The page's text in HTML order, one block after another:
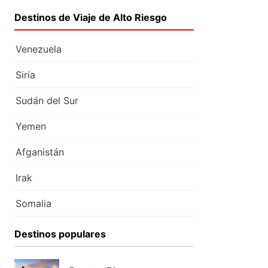
Destinos de Viaje de Alto Riesgo
Venezuela
Siria
Sudán del Sur
Yemen
Afganistán
Irak
Somalia
Destinos populares